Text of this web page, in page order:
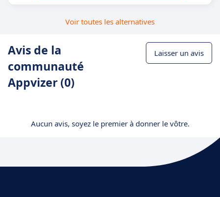
Voir toutes les alternatives
Avis de la
communauté
Appvizer (0)
Laisser un avis
Aucun avis, soyez le premier à donner le vôtre.